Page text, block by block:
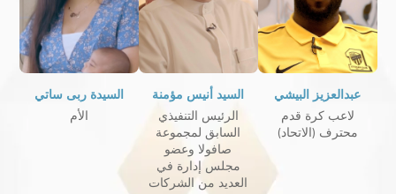
عبدالعزيز البيشي
لاعب كرة قدم
محترف (الاتحاد)
السيد أنيس مؤمنة
الرئيس التنفيذي
السابق لمجموعة
صافولا وعضو
مجلس إدارة في
العديد من الشركات
السيدة ربى ساتي
الأم